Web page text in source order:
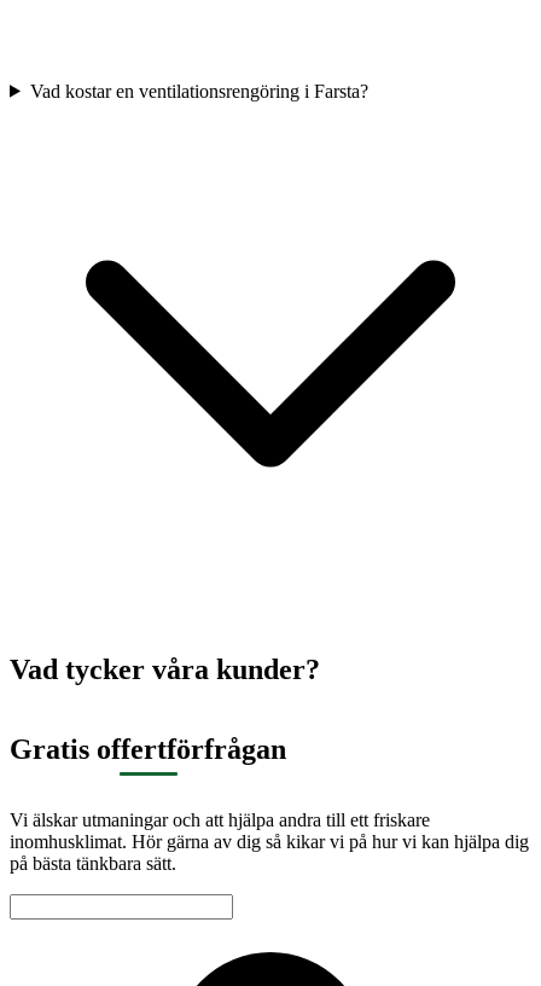
Vad kostar en ventilationsrengöring i Farsta?
Vad tycker våra kunder?
Gratis offertförfrågan
Vi älskar utmaningar och att hjälpa andra till ett friskare
inomhusklimat. Hör gärna av dig så kikar vi på hur vi kan hjälpa dig
på bästa tänkbara sätt.